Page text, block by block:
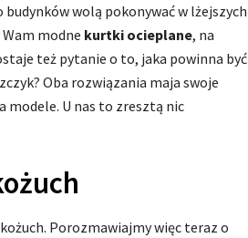
wolą pokonywać w lżejszych
modne kurtki ocieplane, na
też pytanie o to, jaka powinna być
Oba rozwiązania maja swoje
modele. U nas to zresztą nic
Porozmawiajmy więc teraz o